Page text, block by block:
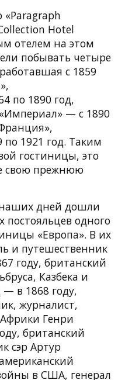
Hotel
отелем на этом
побывать четыре
с 1859
по 1890 год,
— с 1890
по 1921 год. Таким
гостиницы, это
свою прежнюю
наших дней дошли
одного
«Европа». В их
и путешественник
году, британский
Казбека и
в 1868 году,
журналист,
Африки Генри
британский
сэр Артур
в США, генерал